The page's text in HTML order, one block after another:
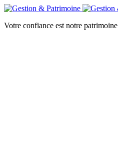
Votre confiance est notre patrimoine